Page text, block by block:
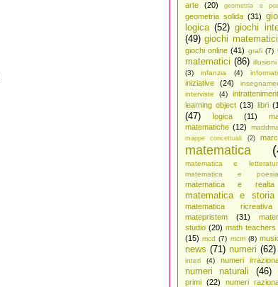
arte
(20) geometria e
geometria solida (31)
logica (52) giochi
(49) giochi matematici
giochi online (41) grafi (7)
matematici (86)
(3)
infanzia (4)
iniziative (24)
interviste
(4)
learning object (13) libri
(47)
logica (11)
matematiche (12)
mappe concettuali (2)
matematica
matematica e
matematica e poesia
matematica e realta
matematica e storia
matematica ricreativa
matepristem
(31)
studio (20) math teachers
(15) mcd (7) mcm (8)
news (71) numeri (62)
interi
(4) numeri
numeri naturali (46)
primi
(22) numeri